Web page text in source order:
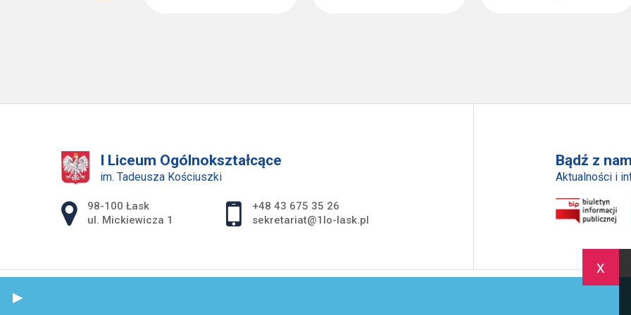
x
I Liceum Ogólnokształcące
im. Tadeusza Kościuszki
Adres pocztowy:
98-100 Łask
ul. Mickiewicza 1
+48 43 675 35 26
sekretariat@1lo-lask.pl
Bądź z
Aktualności i